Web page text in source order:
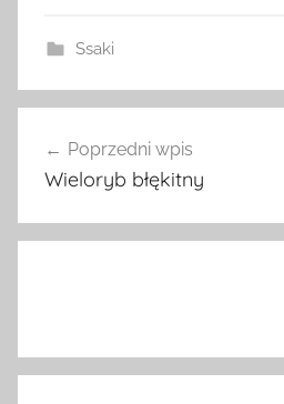
Ssaki
wpisu
Poprzedni wpis
Wieloryb błękitny